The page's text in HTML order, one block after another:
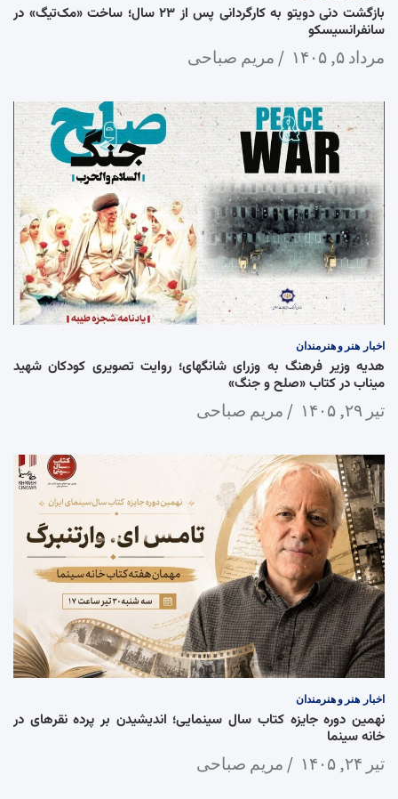
بازگشت دنی دویتو به کارگردانی پس از ۲۳ سال؛ ساخت «مک‌تیگ» در
سانفرانسیسکو
مرداد ۵, ۱۴۰۵ مریم صباحی
اخبار هنر و هنرمندان
هدیه وزیر فرهنگ به وزرای شانگهای؛ روایت تصویری کودکان شهید
میناب در کتاب «صلح و جنگ»
تیر ۲۹, ۱۴۰۵ مریم صباحی
اخبار هنر و هنرمندان
نهمین دوره جایزه کتاب سال سینمایی؛ اندیشیدن بر پرده نقرهای در
خانه سینما
تیر ۲۴, ۱۴۰۵ مریم صباحی